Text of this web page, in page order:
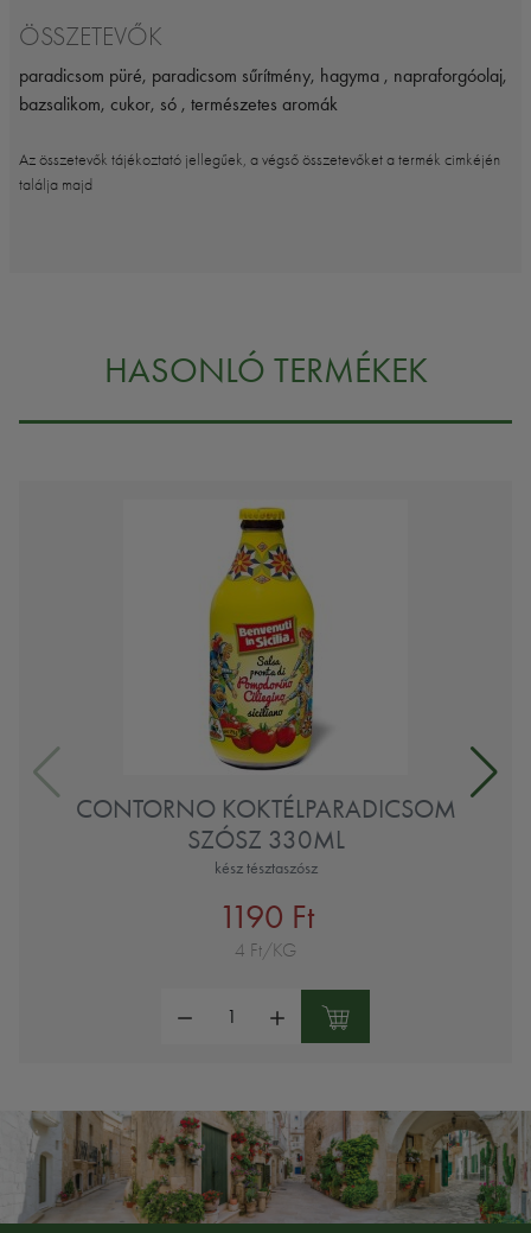
ÖSSZETEVŐK
paradicsom püré, paradicsom sűrítmény, hagyma , napraforgóolaj,
bazsalikom, cukor, só , természetes aromák
Az összetevők tájékoztató jellegűek, a végső összetevőket a termék cimkéjén
találja majd
HASONLÓ TERMÉKEK
CONTORNO KOKTÉLPARADICSOM
SZÓSZ 330ML
kész tésztaszósz
1190 Ft
4 Ft/KG